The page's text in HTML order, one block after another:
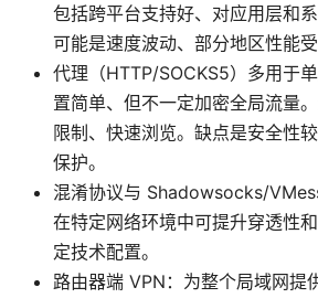
包括跨平台支持好、对应用层和
可能是速度波动、部分地区性能受
代理（HTTP/SOCKS5）多用于
置简单、但不一定加密全局流量
限制、快速浏览。缺点是安全性
保护。
混淆协议与 Shadowsocks/
在特定网络环境中可提升穿透性
定技术配置。
路由器端 VPN：为整个局域网提